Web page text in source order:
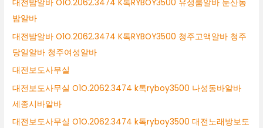
대전밤알바 O1O.2062.3474 K톡RYBOY3500 유성룸알바 둔산동
밤알바
대전밤알바 O1O.2062.3474 K톡RYBOY3500 청주고액알바 청주
당일알바 청주여성알바
대전보도사무실
대전보도사무실 O1O.2062.3474 k톡ryboy3500 나성동바알바
세종시바알바
대전보도사무실 O1O.2062.3474 k톡ryboy3500 대전노래방보도